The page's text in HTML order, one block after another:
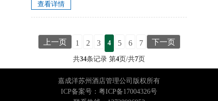
查看详情
上一页 1 2 3 4 5 6 7 下一页
共34条记录 第4页/共7页
嘉成洋苏州酒店管理公司版权所有
ICP备案号：粤ICP备17004326号